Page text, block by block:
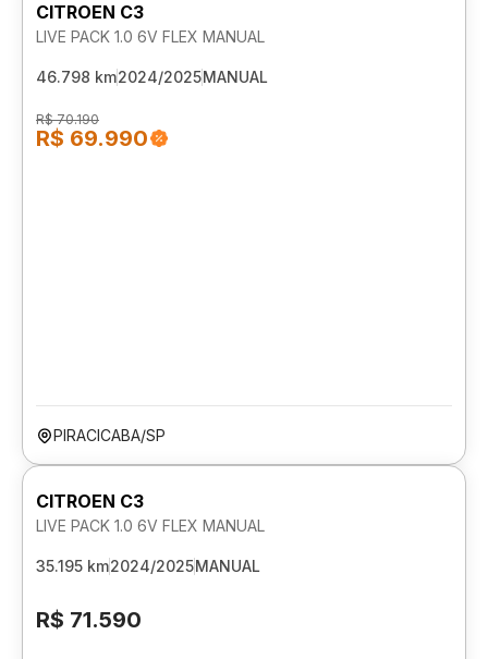
CITROEN C3
LIVE PACK 1.0 6V FLEX MANUAL
46.798 km2024/2025MANUAL
R$ 70.190
R$ 69.990
PIRACICABA/SP
CITROEN C3
LIVE PACK 1.0 6V FLEX MANUAL
35.195 km2024/2025MANUAL
R$ 71.590